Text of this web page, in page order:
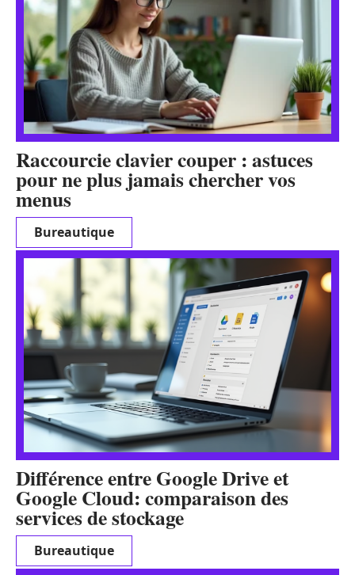
Raccourcie clavier couper : astuces
pour ne plus jamais chercher vos
menus
Bureautique
Différence entre Google Drive et
Google Cloud: comparaison des
services de stockage
Bureautique